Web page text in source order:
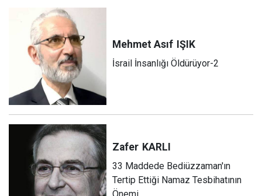
Mehmet Asıf IŞIK
İsrail İnsanlığı Öldürüyor-2
Zafer KARLI
33 Maddede Bediüzzaman'ın
Tertip Ettiği Namaz Tesbihatının